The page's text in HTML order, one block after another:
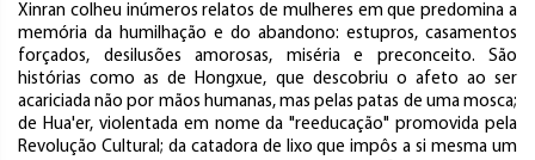
Xinran colheu inúmeros relatos de mulheres em que predomina a
memória da humilhação e do abandono: estupros, casamentos
forçados, desilusões amorosas, miséria e preconceito. São
histórias como as de Hongxue, que descobriu o afeto ao ser
acariciada não por mãos humanas, mas pelas patas de uma mosca;
de Hua'er, violentada em nome da "reeducação" promovida pela
Revolução Cultural; da catadora de lixo que impôs a si mesma um